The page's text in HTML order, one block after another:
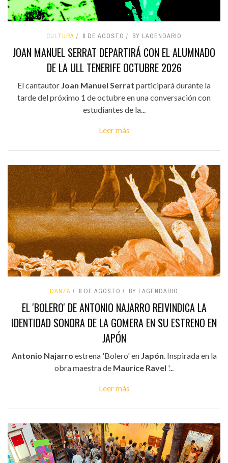
CULTURA 8 DE AGOSTO BY LAGENDARIO
JOAN MANUEL SERRAT DEPARTIRÁ CON EL ALUMNADO
DE LA ULL TENERIFE OCTUBRE 2026
El cantautor Joan Manuel Serrat participará durante la
tarde del próximo 1 de octubre en una conversación con
estudiantes de la...
Leer más
DANZA 8 DE AGOSTO BY LAGENDARIO
EL 'BOLERO' DE ANTONIO NAJARRO REIVINDICA LA
IDENTIDAD SONORA DE LA GOMERA EN SU ESTRENO EN
JAPÓN
Antonio Najarro estrena 'Bolero' en Japón. Inspirada en la
obra maestra de Maurice Ravel '...
Leer más